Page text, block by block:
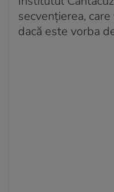
secvențierea,
dacă este vorba